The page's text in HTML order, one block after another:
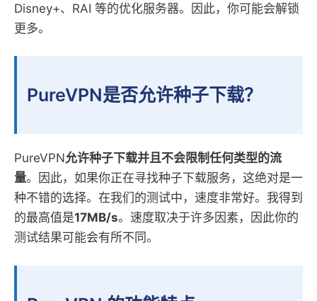
Disney+、RAI 等的优化服务器。因此，你可能会解锁
更多。
PureVPN是否允许种子下载？
PureVPN允许种子下载并且不会限制任何类型的流
量。因此，如果你正在寻找种子下载服务，这绝对是一
种不错的选择。在我们的测试中，速度非常好。我得到
的最高值是17MB/s。速度取决于许多因素，因此你的
测试结果可能会有所不同。